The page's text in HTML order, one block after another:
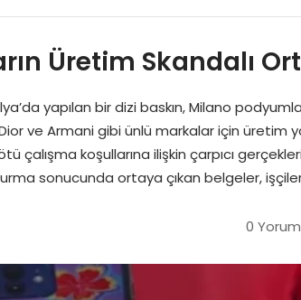
Üretim Skandalı
yapılan bir dizi baskın, Milano
ve Armani gibi ünlü markalar için üretim
çalışma koşullarına ilişkin çarpıcı
sonucunda ortaya çıkan belgeler,
0 Yorum